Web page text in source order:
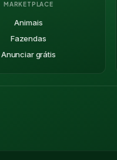
MARKETPLACE
Animais
Fazendas
Anunciar grátis